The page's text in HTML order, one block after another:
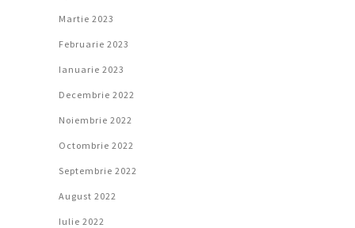
Martie 2023
Februarie 2023
Ianuarie 2023
Decembrie 2022
Noiembrie 2022
Octombrie 2022
Septembrie 2022
August 2022
Iulie 2022